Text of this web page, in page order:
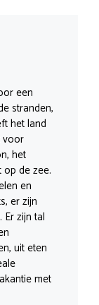
een
stranden,
het land
voor
het
de zee.
en
er zijn
zijn tal
uit eten
met